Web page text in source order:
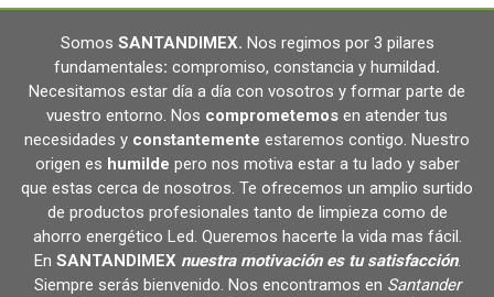
Somos SANTANDIMEX. Nos regimos por 3 pilares
fundamentales: compromiso, constancia y humildad.
Necesitamos estar día a día con vosotros y formar parte de
vuestro entorno. Nos comprometemos en atender tus
necesidades y constantemente estaremos contigo. Nuestro
origen es humilde pero nos motiva estar a tu lado y saber
que estas cerca de nosotros. Te ofrecemos un amplio surtido
de productos profesionales tanto de limpieza como de
ahorro energético Led. Queremos hacerte la vida mas fácil.
En SANTANDIMEX nuestra motivación es tu satisfacción.
Siempre serás bienvenido. Nos encontramos en Santander